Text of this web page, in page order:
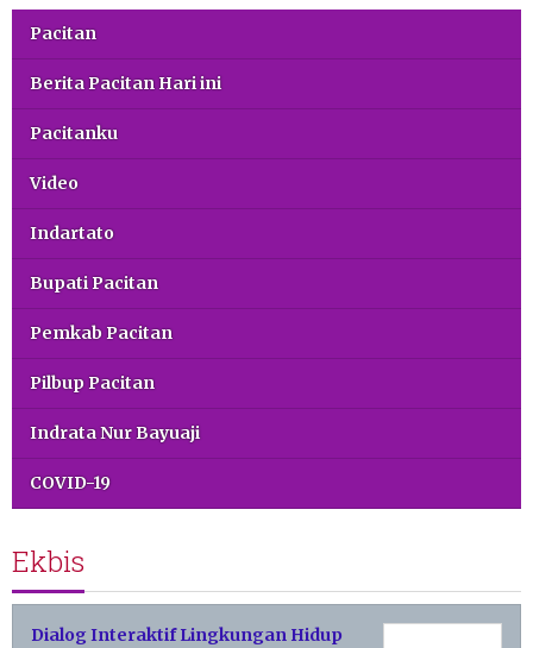
Pacitan
Berita Pacitan Hari ini
Pacitanku
Video
Indartato
Bupati Pacitan
Pemkab Pacitan
Pilbup Pacitan
Indrata Nur Bayuaji
COVID-19
Ekbis
Dialog Interaktif Lingkungan Hidup